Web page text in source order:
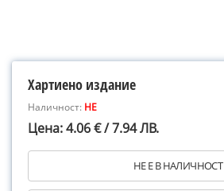
Хартиено издание
Наличност: НЕ
Цена: 4.06 € / 7.94 ЛВ.
НЕ Е В НАЛИЧНОСТ